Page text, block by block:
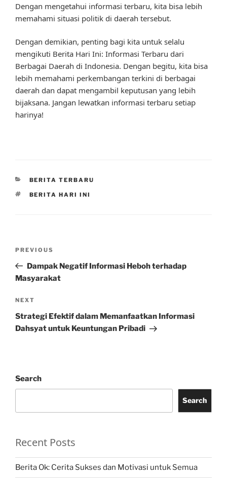
Dengan mengetahui informasi terbaru, kita bisa lebih
memahami situasi politik di daerah tersebut.
Dengan demikian, penting bagi kita untuk selalu
mengikuti Berita Hari Ini: Informasi Terbaru dari
Berbagai Daerah di Indonesia. Dengan begitu, kita bisa
lebih memahami perkembangan terkini di berbagai
daerah dan dapat mengambil keputusan yang lebih
bijaksana. Jangan lewatkan informasi terbaru setiap
harinya!
CATEGORIES
BERITA TERBARU
TAGS
BERITA HARI INI
Previous
Post
PREVIOUS
Dampak Negatif Informasi Heboh terhadap
Masyarakat
Next
Post
NEXT
Strategi Efektif dalam Memanfaatkan Informasi
Dahsyat untuk Keuntungan Pribadi
Search
Search
Recent Posts
Berita Ok: Cerita Sukses dan Motivasi untuk Semua